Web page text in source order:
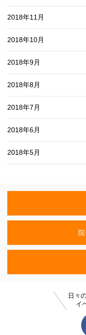
2018年11月
2018年10月
2018年9月
2018年8月
2018年7月
2018年6月
2018年5月
日々
イ